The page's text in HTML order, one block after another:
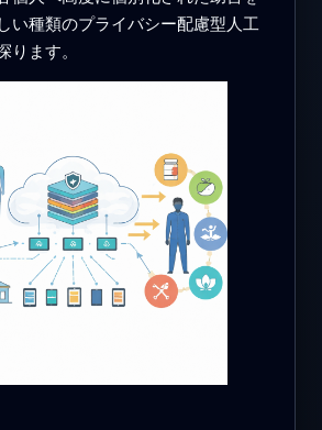
い種類のプライバシー配慮型人工
ます。